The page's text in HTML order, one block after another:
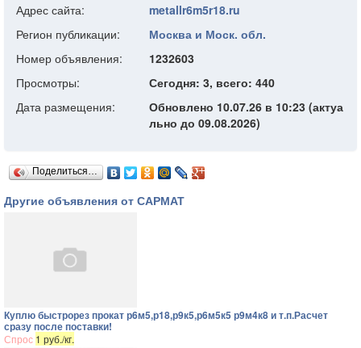
Адрес сайта:
metallr6m5r18.ru
Регион публикации:
Москва и Моск. обл.
Номер объявления:
1232603
Просмотры:
Сегодня: 3, всего: 440
Дата размещения:
Обновлено 10.07.26 в 10:23 (актуа
льно до 09.08.2026)
Поделиться…
Другие объявления от САРМАТ
Куплю быстрорез прокат р6м5,р18,р9к5,р6м5к5 р9м4к8 и т.п.Расчет
сразу после поставки!
Спрос 1 руб./кг.